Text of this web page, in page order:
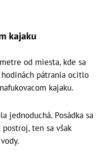
kajaku
od miesta, kde sa
pátrania ocitlo
kajaku.
jednoduchá. Posádka sa
ten sa však